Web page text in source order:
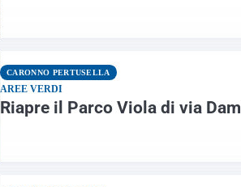
CARONNO PERTUSELLA
AREE VERDI
Riapre il Parco Viola di via